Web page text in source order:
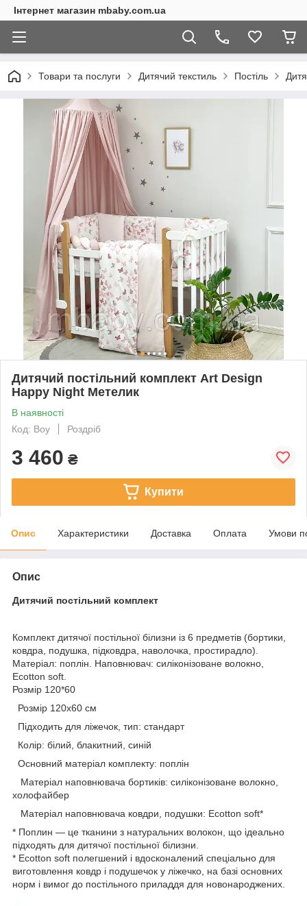
Інтернет магазин mbaby.com.ua
Товари та послуги Дитячий текстиль Постіль
Дитячий постільний комплект Art Design
Happy Night Метелик
В наявності
Код: Boy
Роздріб
3 460 ₴
Купити
Опис Характеристики Доставка Оплата Умови
Опис
Дитячий постільний комплект
Комплект дитячої постільної білизни із 6 предметів (бортики,
ковдра, подушка, підковдра, наволочка, простирадло).
Матеріал: поплін. Наповнювач: силіконізоване волокно,
Ecotton soft.
Розмір 120*60
Розмір 120х60 см
Підходить для ліжечок, тип: стандарт
Колір: білий, блакитний, синій
Основний матеріал комплекту: поплін
Матеріал наповнювача бортиків: силіконізоване волокно,
холофайбер
Матеріал наповнювача ковдри, подушки: Ecotton soft*
* Поплин — це тканини з натуральних волокон, що ідеально
підходять для дитячої постільної білизни.
* Ecotton soft полегшений і вдосконалений спеціально для
виготовлення ковдр і подушечок у ліжечко, на базі основних
норм і вимог до постільного приладдя для новонароджених.